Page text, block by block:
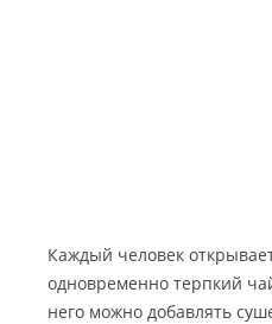
Каждый человек
одновременно терпкий
него можно добавлять